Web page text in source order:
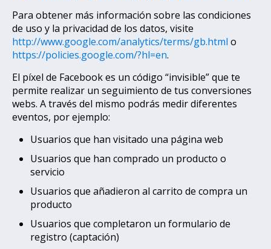
Para obtener más información sobre las condiciones
de uso y la privacidad de los datos, visite
http://www.google.com/analytics/terms/gb.html o
https://policies.google.com/?hl=en.
El píxel de Facebook es un código “invisible” que te
permite realizar un seguimiento de tus conversiones
webs. A través del mismo podrás medir diferentes
eventos, por ejemplo:
Usuarios que han visitado una página web
Usuarios que han comprado un producto o
servicio
Usuarios que añadieron al carrito de compra un
producto
Usuarios que completaron un formulario de
registro (captación)